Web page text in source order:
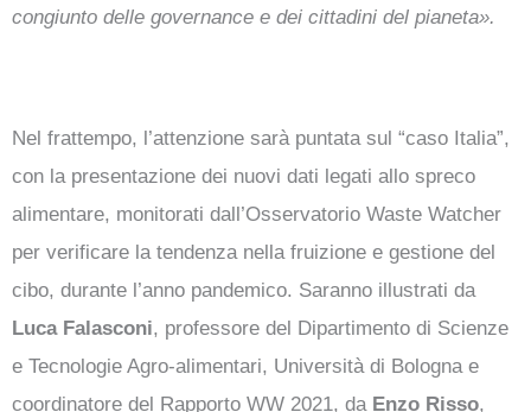
congiunto delle governance e dei cittadini del pianeta».
Nel frattempo, l’attenzione sarà puntata sul “caso Italia”,
con la presentazione dei nuovi dati legati allo spreco
alimentare, monitorati dall’Osservatorio Waste Watcher
per verificare la tendenza nella fruizione e gestione del
cibo, durante l’anno pandemico. Saranno illustrati da
Luca Falasconi, professore del Dipartimento di Scienze
e Tecnologie Agro-alimentari, Università di Bologna e
coordinatore del Rapporto WW 2021, da Enzo Risso,